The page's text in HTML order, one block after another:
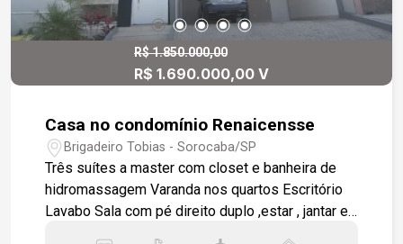
R$ 1.850.000,00
R$ 1.690.000,00 V
Casa no condomínio Renaicensse
Brigadeiro Tobias - Sorocaba/SP
Três suítes a master com closet e banheira de
hidromassagem Varanda nos quartos Escritório
Lavabo Sala com pé direito duplo ,estar , jantar e